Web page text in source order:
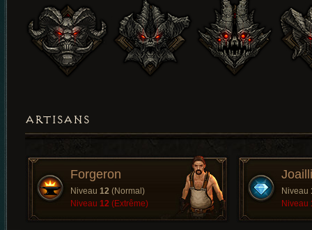
ARTISANS
Forgeron
Niveau 12 (Normal)
Niveau 12 (Extrême)
Niveau
Niveau